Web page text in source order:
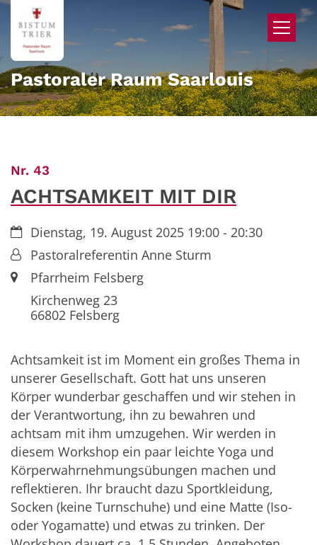
Zum Inhalt springen
Pastoraler Raum Saarlouis
Nr. 43
ACHTSAMKEIT MIT DIR
Datum:Dienstag, 19. August 2025 19:00 - 20:30
Von:Pastoralreferentin Anne Sturm
Ort:Pfarrheim Felsberg
Kirchenweg 23
66802Felsberg
Achtsamkeit ist im Moment ein großes Thema in
unserer Gesellschaft. Gott hat uns unseren
Körper wunderbar geschaffen und wir stehen in
der Verantwortung, ihn zu bewahren und
achtsam mit ihm umzugehen. Wir werden in
diesem Workshop ein paar leichte Yoga und
Körperwahrnehmungsübungen machen und
reflektieren. Ihr braucht dazu Sportkleidung,
Socken (keine Turnschuhe) und eine Matte (Iso-
oder Yogamatte) und etwas zu trinken. Der